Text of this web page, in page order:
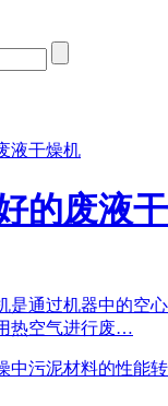
的废液
是通过机器中的空
热空气进行废…